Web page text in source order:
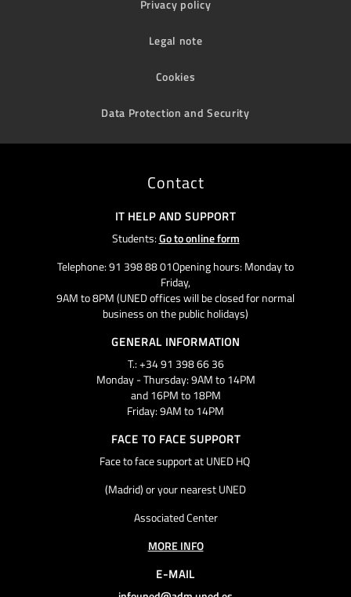
Privacy policy
Legal note
Cookies
Data Protection and Security
Contact
IT HELP AND SUPPORT
Students:Go to online form
Telephone: 91 398 88 01Opening hours: Monday to
Friday,
9AM to 8PM (UNED offices will be closed for normal
business on the public holidays)
GENERAL INFORMATION
T.: +34 91 398 66 36
Monday - Thursday: 9AM to 14PM
and 16PM to 18PM
Friday: 9AM to 14PM
FACE TO FACE SUPPORT
Face to face support at UNED HQ
(Madrid) or your nearest UNED
Associated Center
MORE INFO
E-MAIL